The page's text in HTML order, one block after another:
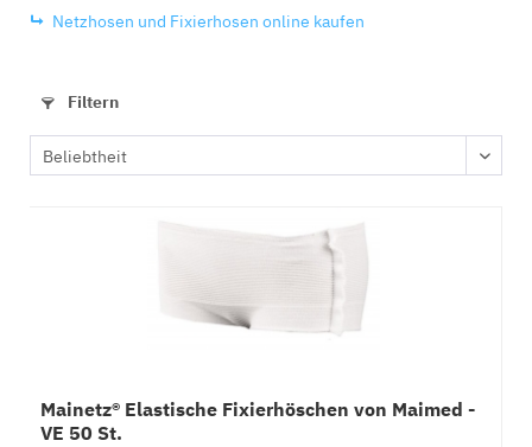
Netzhosen und Fixierhosen online kaufen
Filtern
Mainetz® Elastische Fixierhöschen von Maimed -
VE 50 St.